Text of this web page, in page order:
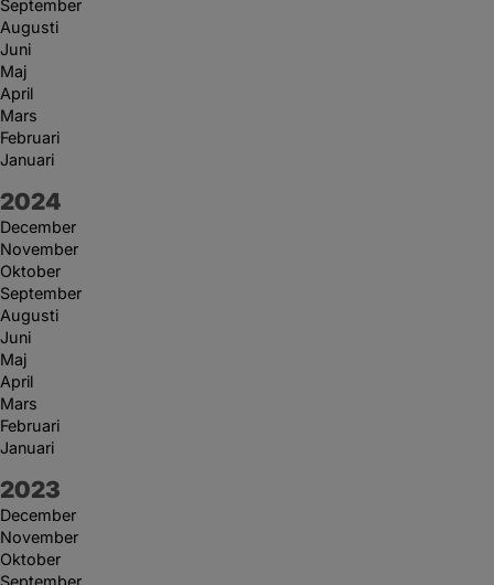
September
Augusti
Juni
Maj
April
Mars
Februari
Januari
År:
2024
December
November
Oktober
September
Augusti
Juni
Maj
April
Mars
Februari
Januari
År:
2023
December
November
Oktober
September